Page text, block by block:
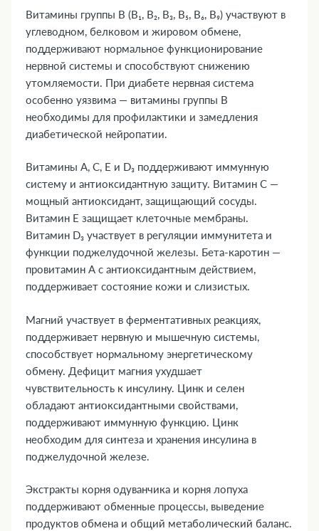
Витамины группы В (В₁, В₂, В₃, В₅, В₆, В₉) участвуют в
углеводном, белковом и жировом обмене,
поддерживают нормальное функционирование
нервной системы и способствуют снижению
утомляемости. При диабете нервная система
особенно уязвима — витамины группы В
необходимы для профилактики и замедления
диабетической нейропатии.
Витамины А, С, Е и D₃ поддерживают иммунную
систему и антиоксидантную защиту. Витамин С —
мощный антиоксидант, защищающий сосуды.
Витамин Е защищает клеточные мембраны.
Витамин D₃ участвует в регуляции иммунитета и
функции поджелудочной железы. Бета-каротин —
провитамин А с антиоксидантным действием,
поддерживает состояние кожи и слизистых.
Магний участвует в ферментативных реакциях,
поддерживает нервную и мышечную системы,
способствует нормальному энергетическому
обмену. Дефицит магния ухудшает
чувствительность к инсулину. Цинк и селен
обладают антиоксидантными свойствами,
поддерживают иммунную функцию. Цинк
необходим для синтеза и хранения инсулина в
поджелудочной железе.
Экстракты корня одуванчика и корня лопуха
поддерживают обменные процессы, выведение
продуктов обмена и общий метаболический баланс.